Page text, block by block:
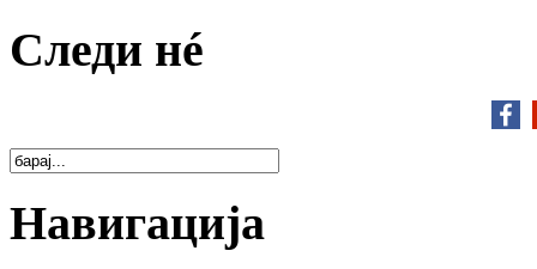
Следи нé
Навигација